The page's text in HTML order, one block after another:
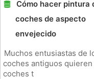
Cómo hacer pintura
coches de aspecto
envejecido
Muchos entusiastas de
coches antiguos quieren
coches t